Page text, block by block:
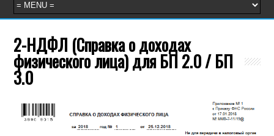
2-НДФЛ (Справка о доходах
физического лица) для БП 2.0 / БП
3.0